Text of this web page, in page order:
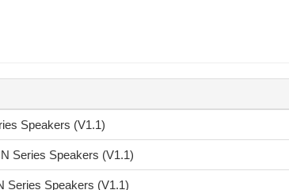
Speakers (V1.1)
Series Speakers (V1.1)
Series Speakers (V1.1)